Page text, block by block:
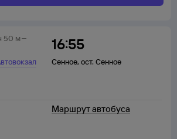
16:55
Сенное, ост. Сенное
50 м
Маршрут автобуса